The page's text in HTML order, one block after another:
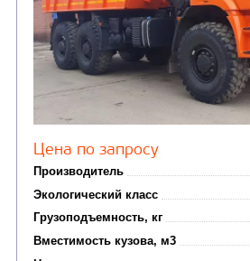
Цена по запросу
Производитель
Экологический класс